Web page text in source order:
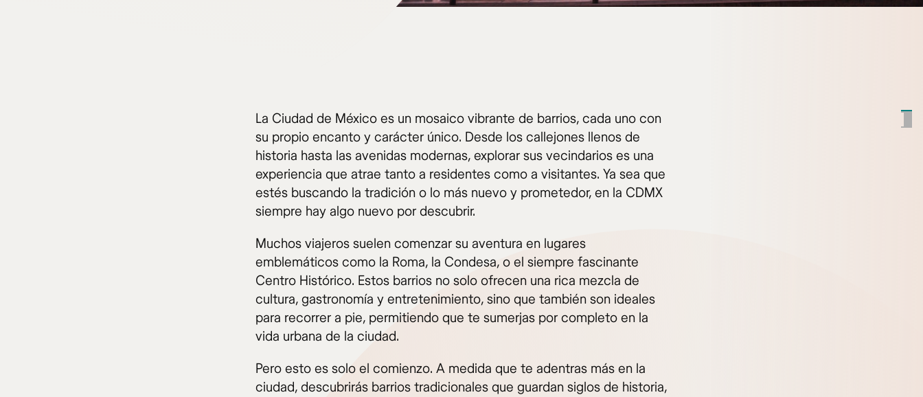
La Ciudad de México es un mosaico vibrante de barrios, cada uno con
su propio encanto y carácter único. Desde los callejones llenos de
historia hasta las avenidas modernas, explorar sus vecindarios es una
experiencia que atrae tanto a residentes como a visitantes. Ya sea que
estés buscando la tradición o lo más nuevo y prometedor, en la CDMX
siempre hay algo nuevo por descubrir.
Muchos viajeros suelen comenzar su aventura en lugares
emblemáticos como la Roma, la Condesa, o el siempre fascinante
Centro Histórico. Estos barrios no solo ofrecen una rica mezcla de
cultura, gastronomía y entretenimiento, sino que también son ideales
para recorrer a pie, permitiendo que te sumerjas por completo en la
vida urbana de la ciudad.
Pero esto es solo el comienzo. A medida que te adentras más en la
ciudad, descubrirás barrios tradicionales que guardan siglos de historia,